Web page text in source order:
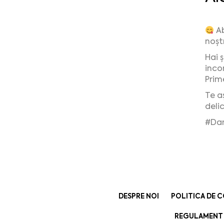
Hai
Te
DESPRE NOI POLITICA DE